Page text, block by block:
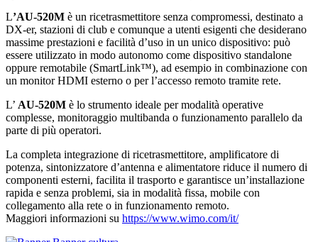
L’AU-520M è un ricetrasmettitore senza compromessi, destinato a
DX-er, stazioni di club e comunque a utenti esigenti che desiderano
massime prestazioni e facilità d’uso in un unico dispositivo: può
essere utilizzato in modo autonomo come dispositivo standalone
oppure remotabile (SmartLink™), ad esempio in combinazione con
un monitor HDMI esterno o per l’accesso remoto tramite rete.
L’ AU-520M è lo strumento ideale per modalità operative
complesse, monitoraggio multibanda o funzionamento parallelo da
parte di più operatori.
La completa integrazione di ricetrasmettitore, amplificatore di
potenza, sintonizzatore d’antenna e alimentatore riduce il numero di
componenti esterni, facilita il trasporto e garantisce un’installazione
rapida e senza problemi, sia in modalità fissa, mobile con
collegamento alla rete o in funzionamento remoto.
Maggiori informazioni su https://www.wimo.com/it/